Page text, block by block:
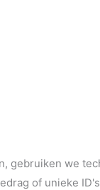
gebruiken we
of unieke